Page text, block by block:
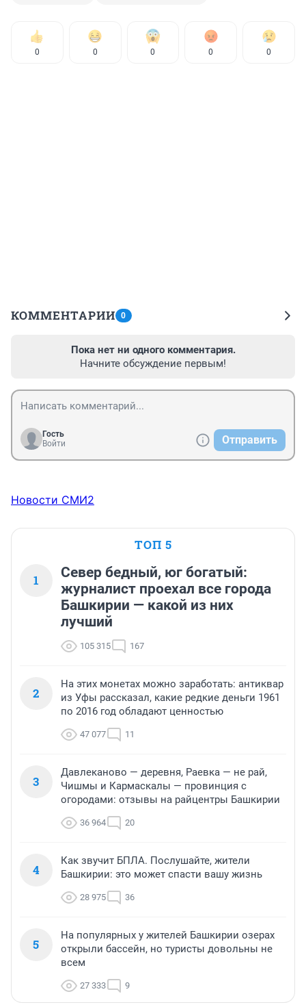
0 0 0 0 0
КОММЕНТАРИИ 0
Пока нет ни одного комментария.
Начните обсуждение первым!
Гость
Войти
Отправить
Новости СМИ2
ТОП 5
1
Север бедный, юг богатый:
журналист проехал все города
Башкирии — какой из них
лучший
105 315 167
2
На этих монетах можно заработать: антиквар
из Уфы рассказал, какие редкие деньги 1961
по 2016 год обладают ценностью
47 077 11
3
Давлеканово — деревня, Раевка — не рай,
Чишмы и Кармаскалы — провинция с
огородами: отзывы на райцентры Башкирии
36 964 20
4
Как звучит БПЛА. Послушайте, жители
Башкирии: это может спасти вашу жизнь
28 975 36
5
На популярных у жителей Башкирии озерах
открыли бассейн, но туристы довольны не
всем
27 333 9